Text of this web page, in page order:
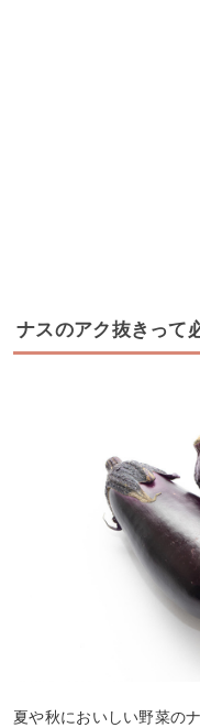
ナスのアク抜きって
夏や秋においしい野菜の